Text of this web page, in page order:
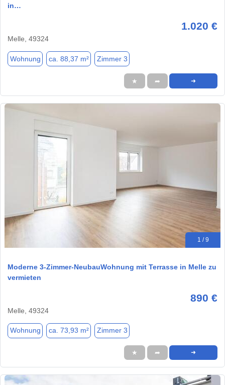
in…
1.020 €
Melle, 49324
Wohnung ca. 88,37 m² Zimmer 3
★ ➦ ➜
1 / 9
Moderne 3-Zimmer-NeubauWohnung mit Terrasse in Melle zu
vermieten
890 €
Melle, 49324
Wohnung ca. 73,93 m² Zimmer 3
★ ➦ ➜